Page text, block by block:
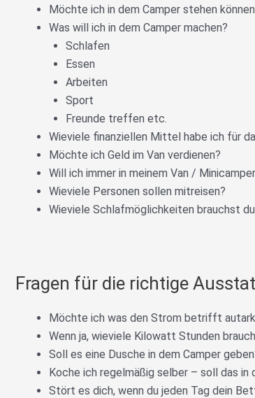
Möchte ich in dem Camper stehen
Was will ich in dem Camper machen?
Schlafen
Essen
Arbeiten
Sport
Freunde treffen etc.
Wieviele finanziellen Mittel habe ich für
Möchte ich Geld im Van verdienen?
Will ich immer in meinem Van /
Wieviele Personen sollen mitreisen?
Wieviele Schlafmöglichkeiten brauchst
Fragen für die richtige
Möchte ich was den Strom betrifft
Wenn ja, wieviele Kilowatt Stunden
Soll es eine Dusche in dem Camper
Koche ich regelmäßig selber – soll das in
Stört es dich, wenn du jeden Tag dein